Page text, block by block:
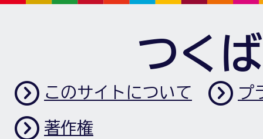
つく
このサイトについて プ
著作権